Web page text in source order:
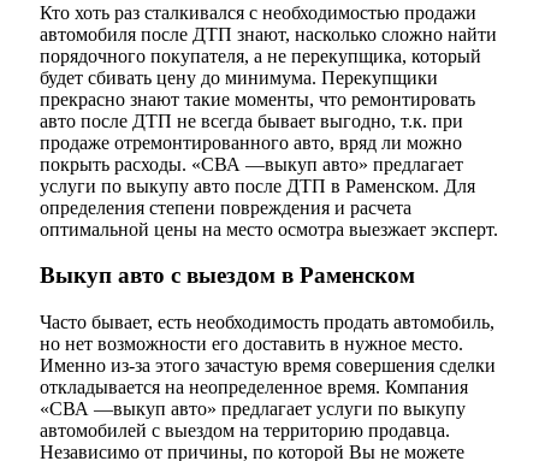
Кто хоть раз сталкивался с необходимостью продажи
автомобиля после ДТП знают, насколько сложно найти
порядочного покупателя, а не перекупщика, который
будет сбивать цену до минимума. Перекупщики
прекрасно знают такие моменты, что ремонтировать
авто после ДТП не всегда бывает выгодно, т.к. при
продаже отремонтированного авто, вряд ли можно
покрыть расходы. «СВА —выкуп авто» предлагает
услуги по выкупу авто после ДТП в Раменском. Для
определения степени повреждения и расчета
оптимальной цены на место осмотра выезжает эксперт.
Выкуп авто с выездом в Раменском
Часто бывает, есть необходимость продать автомобиль,
но нет возможности его доставить в нужное место.
Именно из-за этого зачастую время совершения сделки
откладывается на неопределенное время. Компания
«СВА —выкуп авто» предлагает услуги по выкупу
автомобилей с выездом на территорию продавца.
Независимо от причины, по которой Вы не можете